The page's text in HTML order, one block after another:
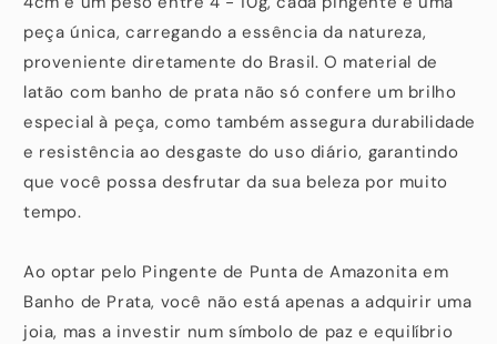
peça única, carregando a essência da natureza,
proveniente diretamente do Brasil. O material de
latão com banho de prata não só confere um brilho
especial à peça, como também assegura durabilidade
e resistência ao desgaste do uso diário, garantindo
que você possa desfrutar da sua beleza por muito
tempo.
Ao optar pelo Pingente de Punta de Amazonita em
Banho de Prata, você não está apenas a adquirir uma
joia, mas a investir num símbolo de paz e equilíbrio